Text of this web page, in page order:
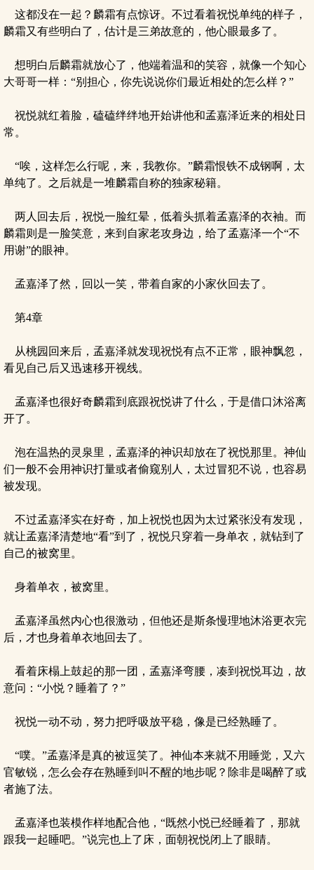
这都没在一起？麟霜有点惊讶。不过看着祝悦单纯的样子，
麟霜又有些明白了，估计是三弟故意的，他心眼最多了。
想明白后麟霜就放心了，他端着温和的笑容，就像一个知心
大哥哥一样：“别担心，你先说说你们最近相处的怎么样？”
祝悦就红着脸，磕磕绊绊地开始讲他和孟嘉泽近来的相处日
常。
“唉，这样怎么行呢，来，我教你。”麟霜恨铁不成钢啊，太
单纯了。之后就是一堆麟霜自称的独家秘籍。
两人回去后，祝悦一脸红晕，低着头抓着孟嘉泽的衣袖。而
麟霜则是一脸笑意，来到自家老攻身边，给了孟嘉泽一个“不
用谢”的眼神。
孟嘉泽了然，回以一笑，带着自家的小家伙回去了。
第4章
从桃园回来后，孟嘉泽就发现祝悦有点不正常，眼神飘忽，
看见自己后又迅速移开视线。
孟嘉泽也很好奇麟霜到底跟祝悦讲了什么，于是借口沐浴离
开了。
泡在温热的灵泉里，孟嘉泽的神识却放在了祝悦那里。神仙
们一般不会用神识打量或者偷窥别人，太过冒犯不说，也容易
被发现。
不过孟嘉泽实在好奇，加上祝悦也因为太过紧张没有发现，
就让孟嘉泽清楚地“看”到了，祝悦只穿着一身单衣，就钻到了
自己的被窝里。
身着单衣，被窝里。
孟嘉泽虽然内心也很激动，但他还是斯条慢理地沐浴更衣完
后，才也身着单衣地回去了。
看着床榻上鼓起的那一团，孟嘉泽弯腰，凑到祝悦耳边，故
意问：“小悦？睡着了？”
祝悦一动不动，努力把呼吸放平稳，像是已经熟睡了。
“噗。”孟嘉泽是真的被逗笑了。神仙本来就不用睡觉，又六
官敏锐，怎么会存在熟睡到叫不醒的地步呢？除非是喝醉了或
者施了法。
孟嘉泽也装模作样地配合他，“既然小悦已经睡着了，那就
跟我一起睡吧。”说完也上了床，面朝祝悦闭上了眼睛。